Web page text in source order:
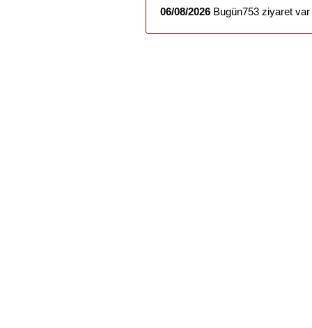
06/08/2026 Bugün753 ziyaret